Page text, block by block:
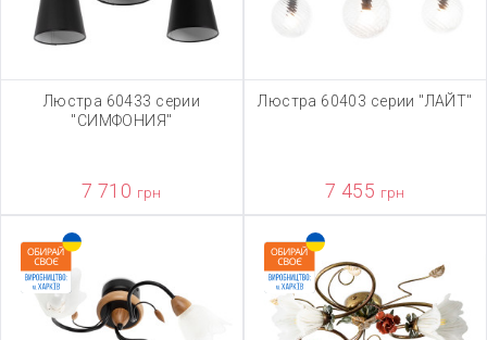
Люстра 60433 серии
"СИМФОНИЯ"
7 710 грн
Люстра 60403 серии "ЛАЙТ"
7 455 грн